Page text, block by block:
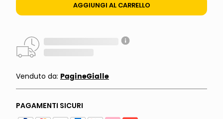
AGGIUNGI AL CARRELLO
Venduto da: PagineGialle
PAGAMENTI SICURI